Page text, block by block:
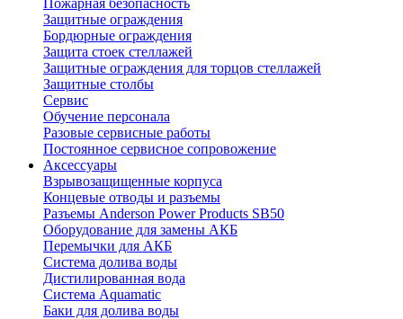
Пожарная безопасность
Защитные ограждения
Бордюрные ограждения
Защита стоек стеллажей
Защитные ограждения для торцов стеллажей
Защитные столбы
Сервис
Обучение персонала
Разовые сервисные работы
Постоянное сервисное сопровожение
Аксессуары
Взрывозащищенные корпуса
Концевые отводы и разъемы
Разъемы Anderson Power Products SB50
Оборудование для замены АКБ
Перемычки для АКБ
Система долива воды
Дистилированная вода
Система Aquamatic
Баки для долива воды